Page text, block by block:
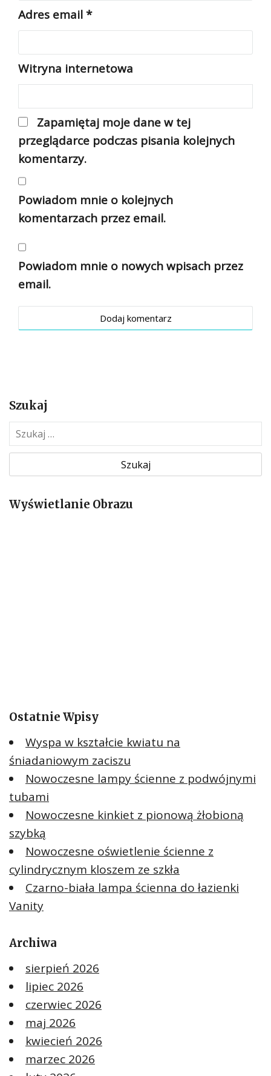
Adres email*
Witryna internetowa
Zapamiętaj moje dane w tej
przeglądarce podczas pisania kolejnych
komentarzy.
Powiadom mnie o kolejnych
komentarzach przez email.
Powiadom mnie o nowych wpisach przez
email.
Szukaj
z
k
jWyświetlanie Obrazu
Ostatnie Wpisy
Wyspa w kształcie kwiatu na
śniadaniowym zaciszu
Nowoczesne lampy ścienne z podwójnymi
tubami
Nowoczesne kinkiet z pionową żłobioną
szybką
Nowoczesne oświetlenie ścienne z
cylindrycznym kloszem ze szkła
Czarno-biała lampa ścienna do łazienki
Vanity
Archiwa
sierpień 2026
lipiec 2026
czerwiec 2026
maj 2026
kwiecień 2026
marzec 2026